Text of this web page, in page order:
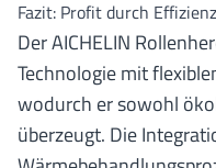
Fazit: Profit durch Effizienz
Der AICHELIN
Technologie mit
wodurch er sowohl
überzeugt. Die